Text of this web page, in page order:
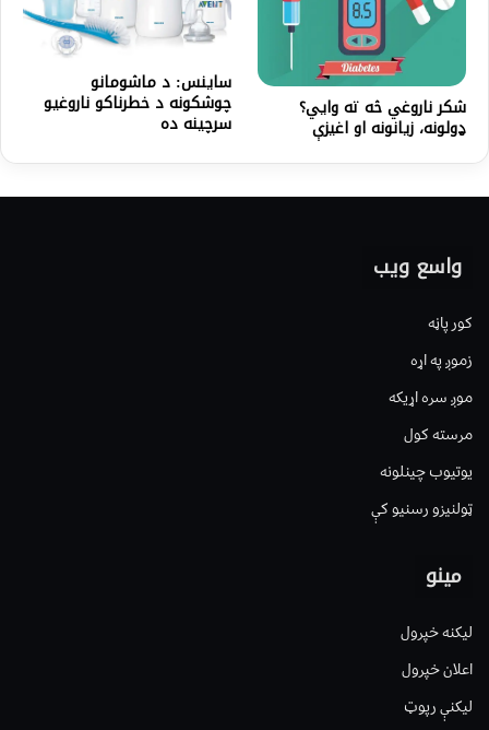
شکر ناروغي څه ته وايي؟
ډولونه، زیانونه او اغیزې
ساینس: د ماشومانو
چوشکونه د خطرناکو ناروغیو
سرچینه ده
واسع ویب
کور پاڼه
زموږ په اړه
موږ سره اړیکه
مرسته کول
یوتیوب چینلونه
ټولنیزو رسنیو کې
مینو
لیکنه خپرول
اعلان خپرول
لیکنې رپوټ